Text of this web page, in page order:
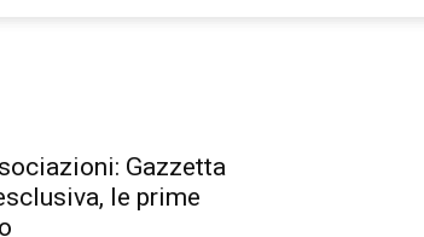
Gazzetta
le prime